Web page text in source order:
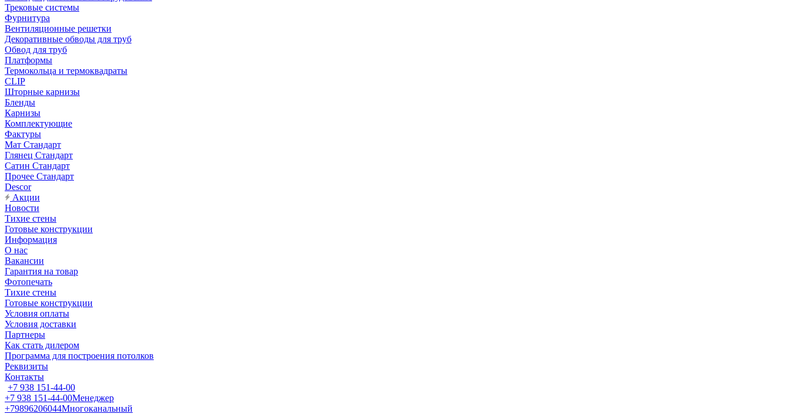
Трековые системы
Фурнитура
Вентиляционные решетки
Декоративные обводы для труб
Обвод для труб
Платформы
Термокольца и термоквадраты
CLIP
Шторные карнизы
Бленды
Карнизы
Комплектующие
Фактуры
Мат Стандарт
Глянец Стандарт
Сатин Стандарт
Прочее Стандарт
Descor
Акции
Новости
Тихие стены
Готовые конструкции
Информация
О нас
Вакансии
Гарантия на товар
Фотопечать
Тихие стены
Готовые конструкции
Условия оплаты
Условия доставки
Партнеры
Как стать дилером
Программа для построения потолков
Реквизиты
Контакты
+7 938 151-44-00
+7 938 151-44-00Менеджер
+79896206044Многоканальный